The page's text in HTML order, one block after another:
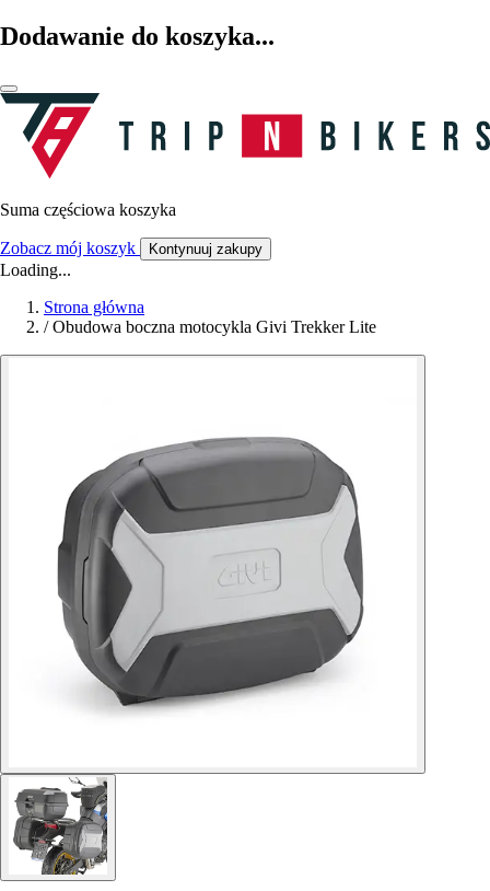
Dodawanie do koszyka...
Suma częściowa koszyka
Zobacz mój koszyk Kontynuuj zakupy
Loading...
Strona główna
/ Obudowa boczna motocykla Givi Trekker Lite